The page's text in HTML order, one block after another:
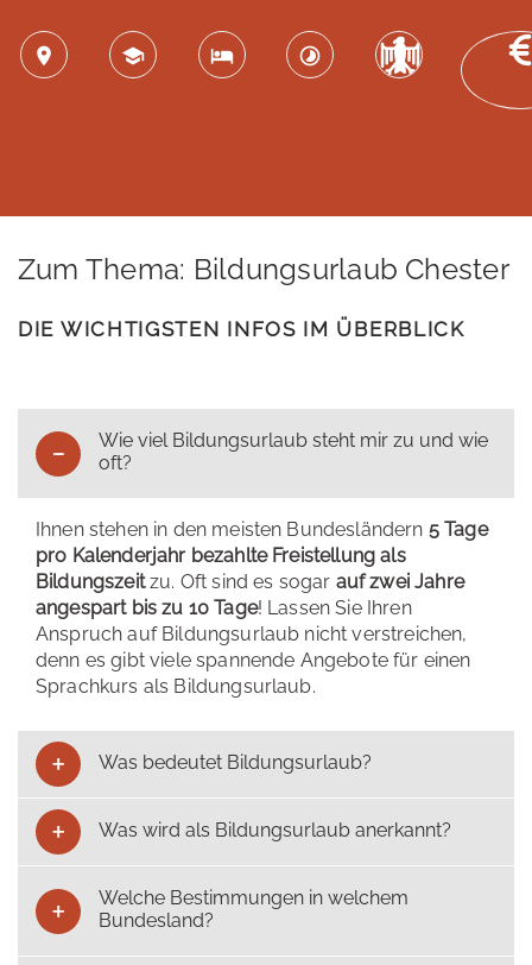
Zum Thema: Bildungsurlaub Chester
DIE WICHTIGSTEN INFOS IM ÜBERBLICK
Wie viel Bildungsurlaub steht mir zu und wie
oft?
Ihnen stehen in den meisten Bundesländern 5 Tage
pro Kalenderjahr bezahlte Freistellung als
Bildungszeitzu. Oft sind es sogar auf zwei Jahre
angespart bis zu 10 Tage! Lassen Sie Ihren
Anspruch auf Bildungsurlaub nicht verstreichen,
denn es gibt viele spannende Angebote für einen
Sprachkurs als Bildungsurlaub.
Was bedeutet Bildungsurlaub?
Was wird als Bildungsurlaub anerkannt?
Welche Bestimmungen in welchem
Bundesland?